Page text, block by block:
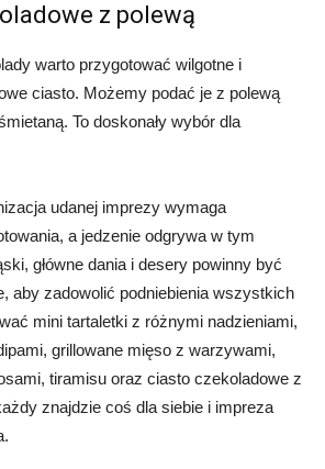
z polewą
warto przygotować wilgotne i
ciasto. Możemy podać je z polewą
To doskonały wybór dla
udanej imprezy wymaga
a jedzenie odgrywa w tym
główne dania i desery powinny być
aby zadowolić podniebienia wszystkich
mini tartaletki z różnymi nadzieniami,
grillowane mięso z warzywami,
tiramisu oraz ciasto czekoladowe z
znajdzie coś dla siebie i impreza